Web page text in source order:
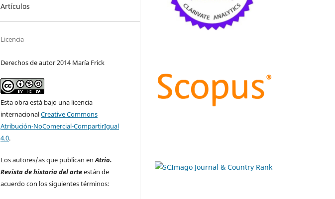
Artículos
Licencia
Derechos de autor 2014 María Frick
Esta obra está bajo una licencia
internacionalCreative Commons
Atribución-NoComercial-CompartirIgual
4.0.
Los autores/as que publican enAtrio.
Revista de historia del arteestán de
acuerdo con los siguientes términos: